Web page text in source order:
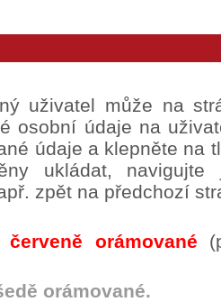
uživatel může na
osobní údaje na
údaje a klepněte na
ukládat, navigujte
zpět na předchozí
červeně orámované
orámované.